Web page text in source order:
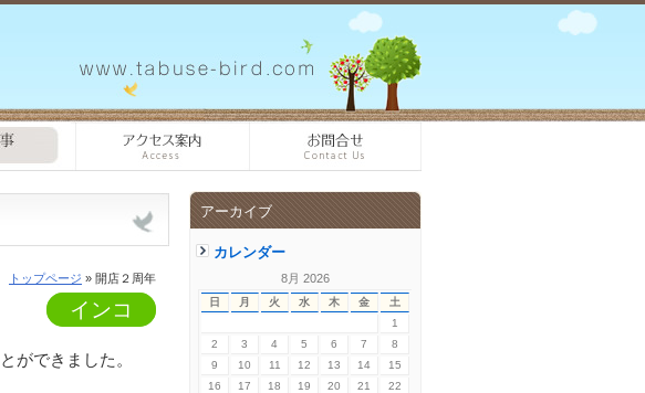
アーカイブ
カレンダー
8月 2026
日 月 火 水 木 金 土
1
2
3 4 5 6 7
8
9
10 11 12 13 14
15
16
17 18 19 20 21
22
トップページ » 開店２周年
インコ
ができました。